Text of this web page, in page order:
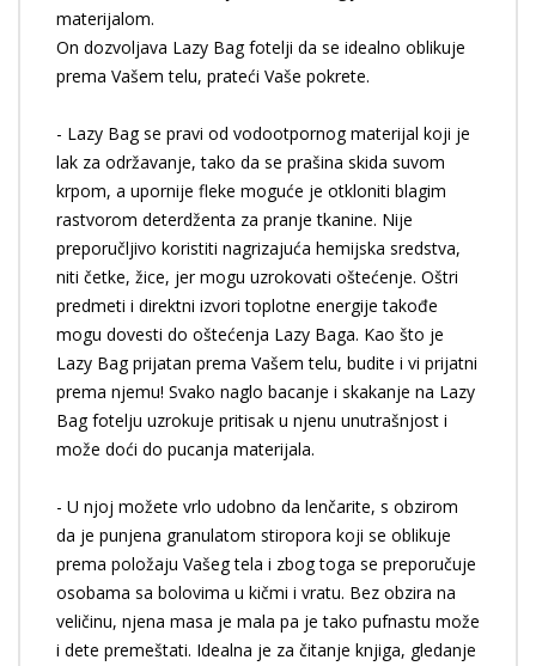
materijalom.
On dozvoljava Lazy Bag fotelji da se idealno oblikuje
prema Vašem telu, prateći Vaše pokrete.
- Lazy Bag se pravi od vodootpornog materijal koji je
lak za održavanje, tako da se prašina skida suvom
krpom, a upornije fleke moguće je otkloniti blagim
rastvorom deterdženta za pranje tkanine. Nije
preporučljivo koristiti nagrizajuća hemijska sredstva,
niti četke, žice, jer mogu uzrokovati oštećenje. Oštri
predmeti i direktni izvori toplotne energije takođe
mogu dovesti do oštećenja Lazy Baga. Kao što je
Lazy Bag prijatan prema Vašem telu, budite i vi prijatni
prema njemu! Svako naglo bacanje i skakanje na Lazy
Bag fotelju uzrokuje pritisak u njenu unutrašnjost i
može doći do pucanja materijala.
- U njoj možete vrlo udobno da lenčarite, s obzirom
da je punjena granulatom stiropora koji se oblikuje
prema položaju Vašeg tela i zbog toga se preporučuje
osobama sa bolovima u kičmi i vratu. Bez obzira na
veličinu, njena masa je mala pa je tako pufnastu može
i dete premeštati. Idealna je za čitanje knjiga, gledanje